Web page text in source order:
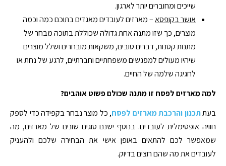
שייכים ומחוברים יותר לארגון.
אושר בקופסא– מארזים לעובדים מאגדים בתוכם כמה וכמה
מוצרים, כך שזו מתנה אחת גדולה שכוללת בתוכה מבחר של
מתנות קטנות, דברים טובים, משקאות מובחרים ושלל מוצרים
שיהיו מעולים למפגשים משפחתיים וחברתיים, לרגע של נחת או
לחגיגה שלמה של החיים.
למה מארזים לפסח זו מתנה שכולם פשוט אוהבים?
בעתתכנון והרכבת מארזים לפסח, כל מוצר נבחר בקפידה כדי לספק
חוויה אופטימלית לעובדים. בנוסף ישנם סוגים שונים של מארזים, מה
שמאפשר לכם להתאים באופן אישי את הבחירה שלכם ולהעניק
לעובדים את מה שהם רוצים בדיוק.